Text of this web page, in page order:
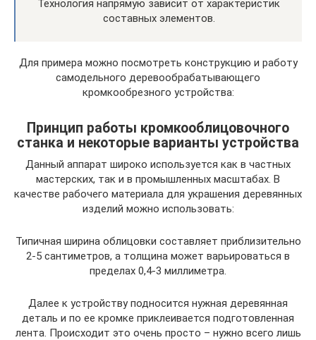
Технология напрямую зависит от характеристик
составных элементов.
Для примера можно посмотреть конструкцию и работу
самодельного деревообрабатывающего
кромкообрезного устройства:
Принцип работы кромкооблицовочного
станка и некоторые варианты устройства
Данный аппарат широко используется как в частных
мастерских, так и в промышленных масштабах. В
качестве рабочего материала для украшения деревянных
изделий можно использовать:
Типичная ширина облицовки составляет приблизительно
2-5 сантиметров, а толщина может варьироваться в
пределах 0,4-3 миллиметра.
Далее к устройству подносится нужная деревянная
деталь и по ее кромке приклеивается подготовленная
лента. Происходит это очень просто – нужно всего лишь